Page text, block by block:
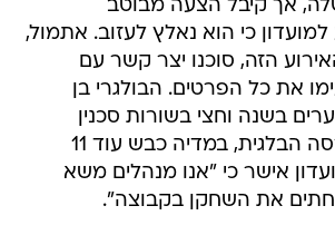
אך קיבל הצעה מבוטב
למועדון כי הוא נאלץ לעזוב. אתמול,
הזה, סוכנו יצר קשר עם
את כל הפרטים. הבולגרי בן
כבש 18 שערים בשנה וחצי בשורות סכנין
ומשם עבר לליירסה הבלגית, במדיה כבש עוד 11
אישר כי "אנו מנהלים משא
את השחקן בקבוצה".